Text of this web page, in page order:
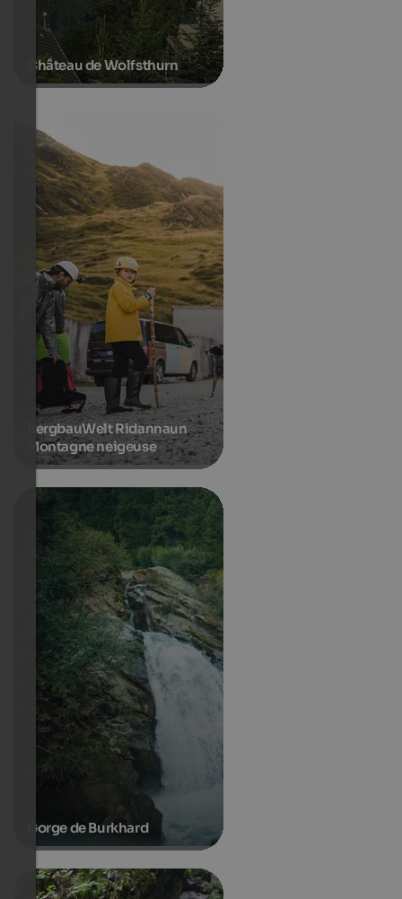
Château de Wolfsthurn
BergbauWelt Ridannaun
Montagne neigeuse
Gorge de Burkhard